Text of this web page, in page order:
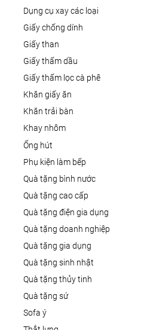
dụng cụ xay các loại
giấy chống dính
giấy than
giấy thấm dầu
giấy thấm lọc cà phê
khăn giấy ăn
khăn trải bàn
khay nhôm
ống hút
phụ kiện làm bếp
quà tặng bình nước
quà tặng cao cấp
quà tặng điện gia dụng
quà tặng doanh nghiệp
quà tặng gia dụng
quà tặng sinh nhật
quà tặng thủy tinh
quà tặng sứ
sofa ý